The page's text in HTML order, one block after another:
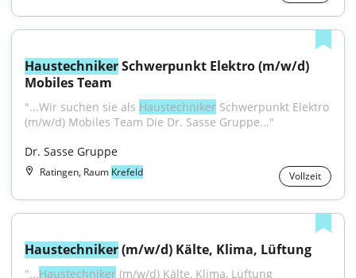
Haustechniker Schwerpunkt Elektro (m/w/d)
Mobiles Team
"...Wir suchen sie als Haustechniker Schwerpunkt Elektro
(m/w/d) Mobiles Team Die Dr. Sasse Gruppe..."
Dr. Sasse Gruppe
Ratingen, Raum Krefeld Vollzeit
Haustechniker (m/w/d) Kälte, Klima, Lüftung
"...Haustechniker (m/w/d) Kälte, Klima, Lüftung